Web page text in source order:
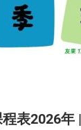
表2026年